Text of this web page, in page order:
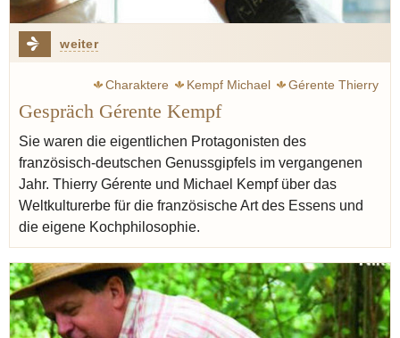
weiter
Charaktere Kempf Michael
Gérente Thierry
Weltkulturerbe
Frankreich Käse
Gespräch Gérente Kempf
Sie waren die eigentlichen Protagonisten des
französisch-deutschen Genussgipfels im vergangenen
Jahr. Thierry Gérente und Michael Kempf über das
Weltkulturerbe für die französische Art des Essens und
die eigene Kochphilosophie.